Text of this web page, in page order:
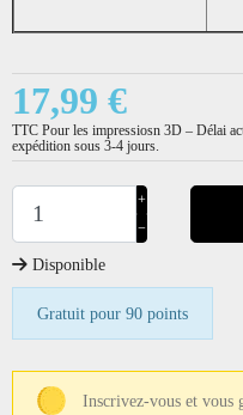
17,99 €
TTC Pour les impressiosn 3D – Délai
expédition sous 3-4 jours.
+
−
Disponible
Gratuit pour 90 points
Inscrivez-vous et vous